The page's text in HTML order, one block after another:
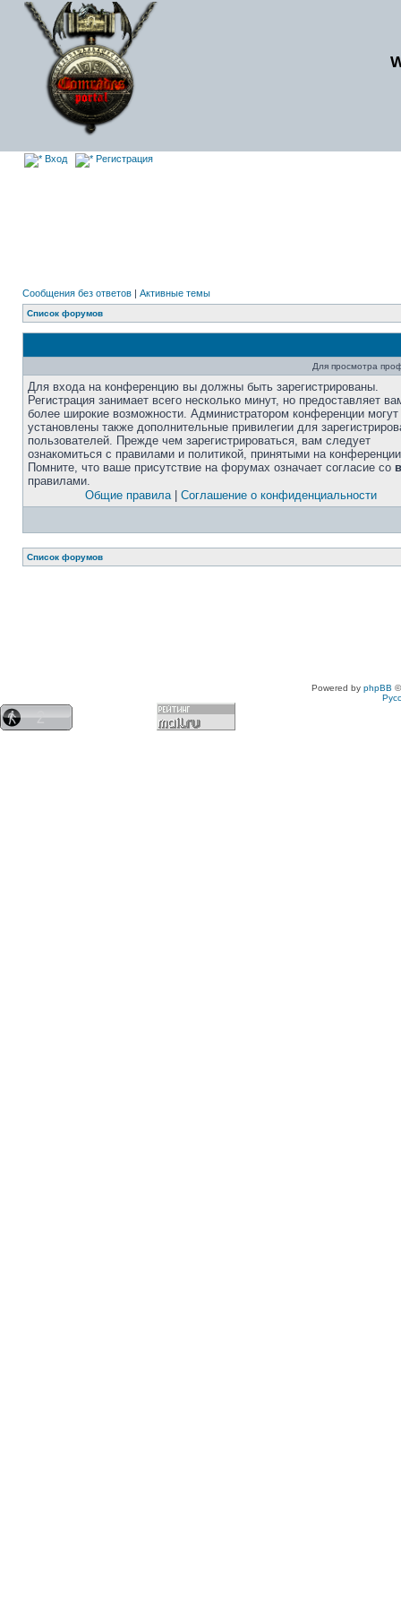
Вход Регистрация
Сообщения без ответов | Активные темы
Список форумов
Для просмотра
Для входа на конференцию вы должны быть зарегистрированы.
Регистрация занимает всего несколько минут, но предоставляет
более широкие возможности. Администратором конференции
установлены также дополнительные привилегии для
пользователей. Прежде чем зарегистрироваться, вам следует
ознакомиться с правилами и политикой, принятыми на
Помните, что ваше присутствие на форумах означает согласие со
правилами.
Общие правила| Соглашение о конфиденциальности
Список форумов
Powered by phpBB